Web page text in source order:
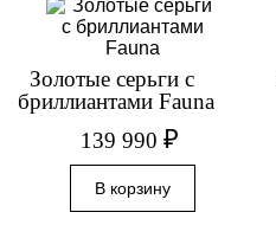
Золотые серьги с
бриллиантами Fauna
139 990₽